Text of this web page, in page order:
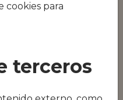
cookies para
terceros